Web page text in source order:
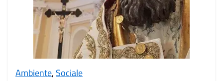
Ambiente,Sociale